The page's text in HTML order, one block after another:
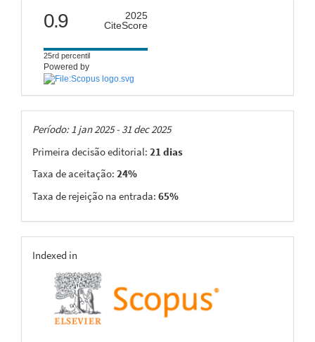
citescore
0.9
2025
CiteScore
25rd percentil
Powered by
Taxas
Período: 1 jan 2025 - 31 dec 2025
Primeira decisão editorial: 21 dias
Taxa de aceitação: 24%
Taxa de rejeição na entrada: 65%
indexing
Indexed in